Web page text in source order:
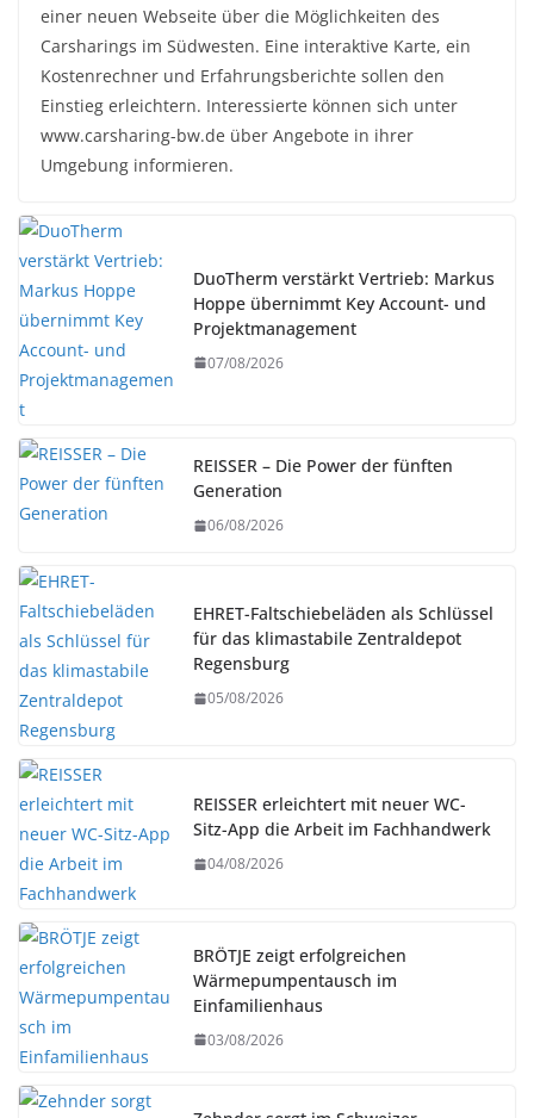
einer neuen Webseite über die Möglichkeiten des
Carsharings im Südwesten. Eine interaktive Karte, ein
Kostenrechner und Erfahrungsberichte sollen den
Einstieg erleichtern. Interessierte können sich unter
www.carsharing-bw.de über Angebote in ihrer
Umgebung informieren.
DuoTherm verstärkt Vertrieb: Markus
Hoppe übernimmt Key Account- und
Projektmanagement
07/08/2026
REISSER – Die Power der fünften
Generation
06/08/2026
EHRET-Faltschiebeläden als Schlüssel
für das klimastabile Zentraldepot
Regensburg
05/08/2026
REISSER erleichtert mit neuer WC-
Sitz-App die Arbeit im Fachhandwerk
04/08/2026
BRÖTJE zeigt erfolgreichen
Wärmepumpentausch im
Einfamilienhaus
03/08/2026